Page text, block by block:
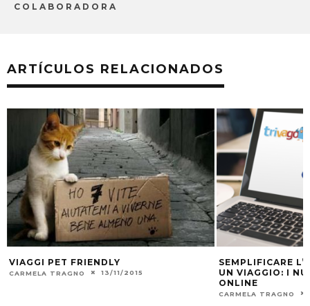
COLABORADORA
ARTÍCULOS RELACIONADOS
VIAGGI PET FRIENDLY
CARMELA TRAGNO 13/11/2015
SEMPLIFICARE
UN VIAGGIO: I
ONLINE
CARMELA TRAGNO